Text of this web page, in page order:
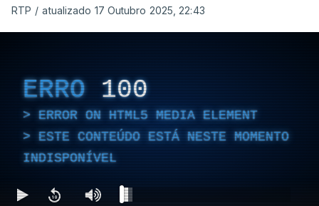
RTP / atualizado 17 Outubro 2025, 22:43
ERRO 100
ERROR ON HTML5 MEDIA ELEMENT
ESTE CONTEÚDO ESTÁ NESTE MOMENTO
INDISPONÍVEL